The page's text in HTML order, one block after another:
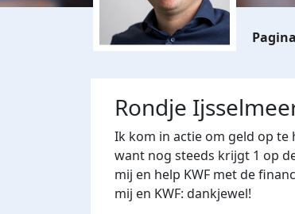
Rondje
Ik kom in actie om geld op
want nog steeds krijgt 1 op
mij en help KWF met de
mij en KWF: dankjewel!